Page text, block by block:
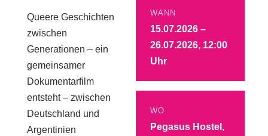
Queere Geschichten
zwischen
Generationen – ein
gemeinsamer
Dokumentarfilm
entsteht – zwischen
Deutschland und
Argentinien
WANN
15.07.2026 –
26.07.2026, 12:00
Uhr
WO
Pegasus Hostel,